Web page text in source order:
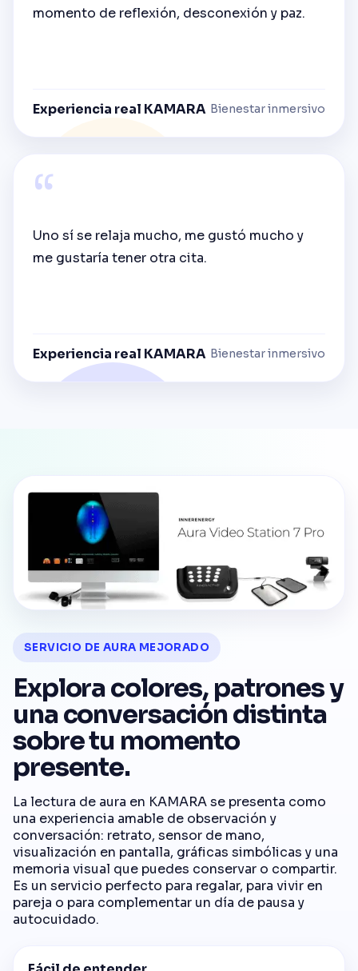
momento de reflexión, desconexión y paz.
Experiencia real KAMARA Bienestar inmersivo
“
Uno sí se relaja mucho, me gustó mucho y
me gustaría tener otra cita.
Experiencia real KAMARA Bienestar inmersivo
SERVICIO DE AURA MEJORADO
Explora colores, patrones y
una conversación distinta
sobre tu momento
presente.
La lectura de aura en KAMARA se presenta como
una experiencia amable de observación y
conversación: retrato, sensor de mano,
visualización en pantalla, gráficas simbólicas y una
memoria visual que puedes conservar o compartir.
Es un servicio perfecto para regalar, para vivir en
pareja o para complementar un día de pausa y
autocuidado.